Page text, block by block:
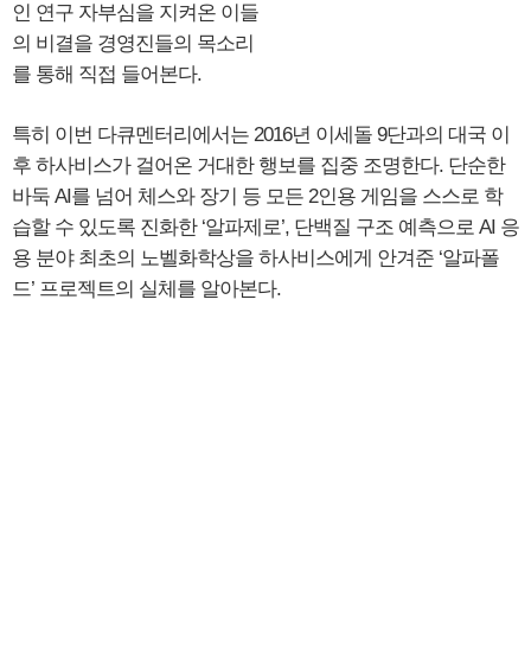
인 연구 자부심을 지켜온 이들
의 비결을 경영진들의 목소리
를 통해 직접 들어본다.
특히 이번 다큐멘터리에서는 2016년 이세돌 9단과의 대국 이
후 하사비스가 걸어온 거대한 행보를 집중 조명한다. 단순한
바둑 AI를 넘어 체스와 장기 등 모든 2인용 게임을 스스로 학
습할 수 있도록 진화한 ‘알파제로’, 단백질 구조 예측으로 AI 응
용 분야 최초의 노벨화학상을 하사비스에게 안겨준 ‘알파폴
드’ 프로젝트의 실체를 알아본다.